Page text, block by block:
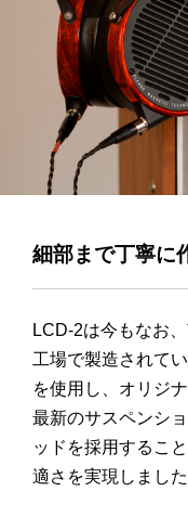
細部まで丁寧に
LCD-2は今もなお
工場で製造されて
を使用し、オリジ
最新のサスペンシ
ッドを採用するこ
適さを実現しました